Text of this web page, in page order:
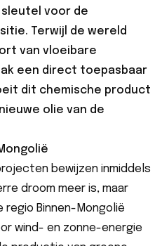
voor de
Terwijl de wereld
van vloeibare
een direct toepasbaar
dit chemische product
olie van de
bewijzen inmiddels
droom meer is, maar
Binnen-Mongolië
wind- en zonne-energie